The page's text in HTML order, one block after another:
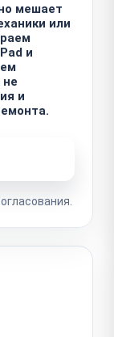
мешает
или
и
и